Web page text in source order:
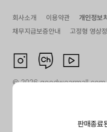
판매종료
회사소개 이용약관
개인정보
채무지급보증안내
고정형 영상
©2026goodwearmall.com